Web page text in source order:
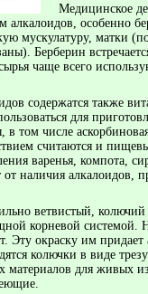
Медицинское
алкалоидов, особенно
мускулатуру, матки
Берберин
чаще всего
содержатся также
для
в том числе
считаются и
варенья, компота,
от наличия алкалоидов,
ветвистый,
корневой системой.
окраску им придает
колючки в виде
для живых